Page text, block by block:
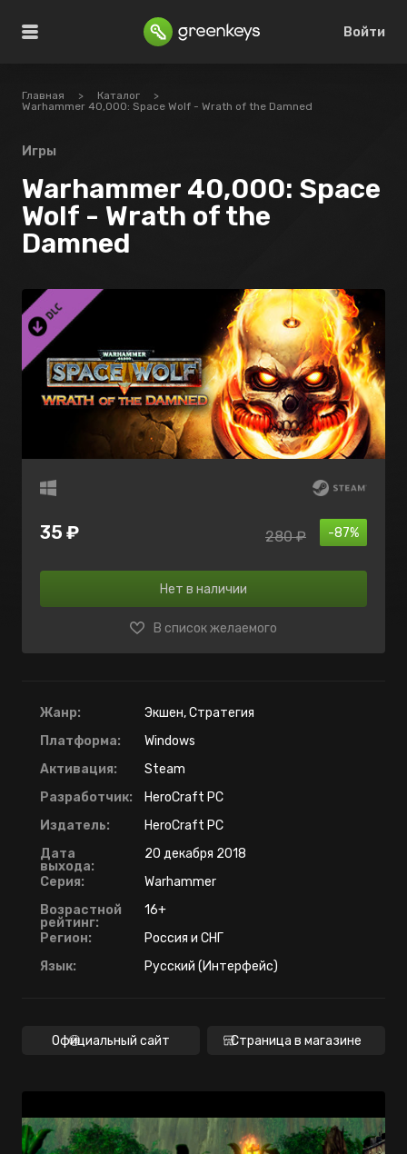
Войти
Главная > Каталог
>
Warhammer 40,000: Space Wolf - Wrath of the Damned
Игры
Warhammer 40,000: Space
Wolf - Wrath of the
Damned
35 ₽ -87%
280 ₽
Нет в наличии
В список желаемого
Жанр:
Экшен, Стратегия
Платформа:
Windows
Активация:
Steam
Разработчик:
HeroCraft PC
Издатель:
HeroCraft PC
Дата
выхода:
20 декабря 2018
Серия:
Warhammer
Возрастной
рейтинг:
16+
Регион:
Россия и СНГ
Язык:
Русский (Интерфейс)
Официальный сайт Страница в магазине